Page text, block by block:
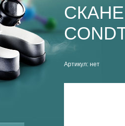
Артикул: нет